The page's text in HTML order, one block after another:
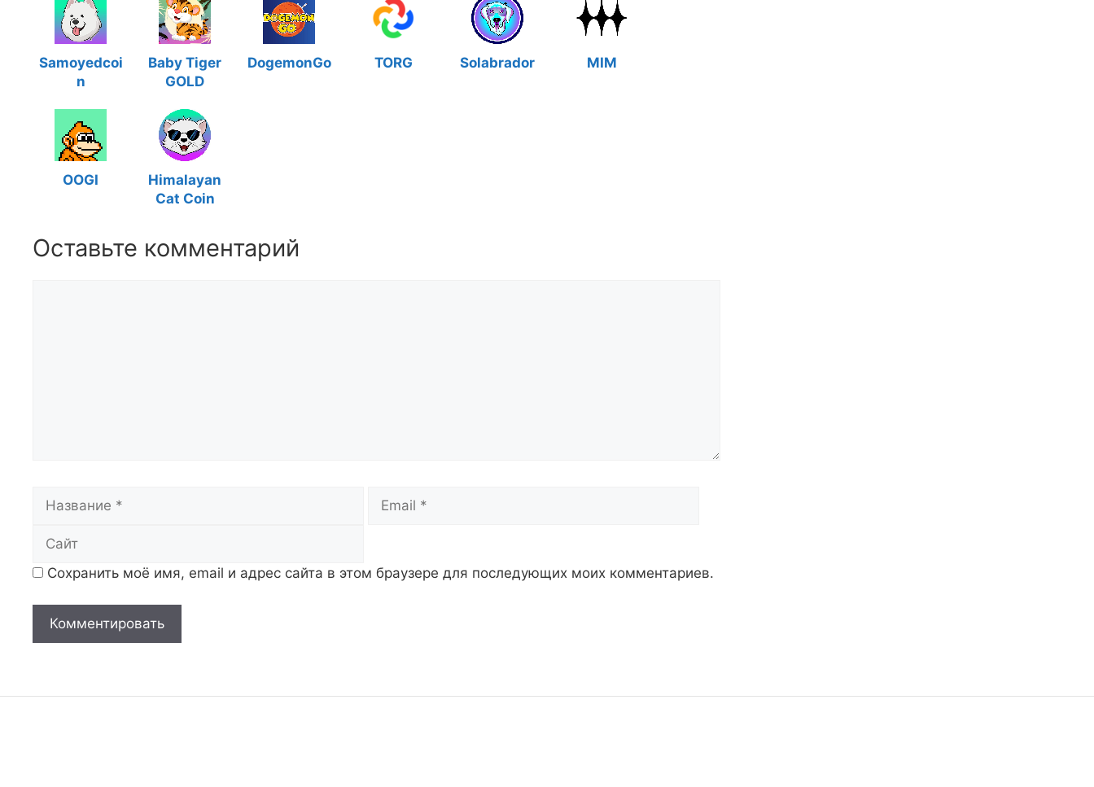
Samoyedcoi
n
Baby Tiger
GOLD
DogemonGo TORG Solabrador MIM
OOGI
Himalayan
Cat Coin
Оставьте комментарий
Название Email
Сохранить моё имя, email и адрес сайта в этом браузере для последующих моих комментариев.